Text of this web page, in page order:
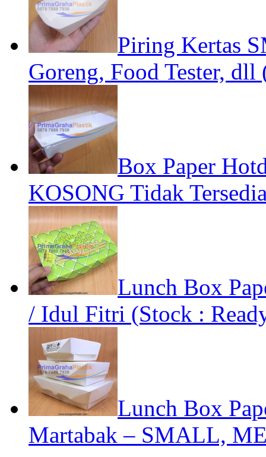
Piring Kertas
Goreng, Food Tester,
Box Paper
KOSONG Tidak
Lunch Box
/ Idul Fitri (Stock :
Lunch Box
Martabak – SMALL,